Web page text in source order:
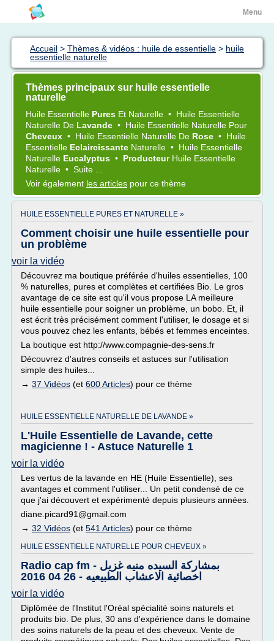
Menu
Accueil > Thèmes & vidéos : huile de essentielle > huile
essentielle naturelle
Thèmes principaux sur huile essentielle
naturelle
Huile Essentielle Pures Et Naturelle • Huile Essentielle
Naturelle De Lavande • Huile Essentielle Naturelle Pour
Cheveux • Huile Essentielle Naturelle De Rose • Huile
Essentielle Eclaircissante Naturelle • Huile Essentielle
Naturelle Eucalyptus • Producteur Huile Essentielle
Naturelle • Suite ...
Voir également les articles pour ce thème
HUILE ESSENTIELLE PURES ET NATURELLE »
Comment choisir une huile essentielle pour
un problème
voir la vidéo
Découvrez ma boutique préférée d'huiles essentielles, 100
% naturelles, pures et complètes et certifiées Bio. Le gros
avantage de ce site est qu'il vous propose LA meilleure
huile essentielle pour soigner un problème, un bobo. Et, il
est écrit très précisément comment l'utiliser, le dosage et si
vous pouvez chez les enfants, bébés et femmes enceintes.
La boutique est http://www.compagnie-des-sens.fr
Découvrez d'autres conseils et astuces sur l'utilisation
simple des huiles...
→ 37 Vidéos (et 600 Articles) pour ce thème
HUILE ESSENTIELLE NATURELLE DE LAVANDE »
L'Huile Essentielle de Lavande, cette
magicienne ! - Astuce Naturelle 1
voir la vidéo
Les vertus de la lavande en HE (Huile Essentielle), ses
avantages et comment l'utiliser... Un petit condensé de ce
que j'ai découvert et expérimenté depuis plusieurs années.
diane.picard91@gmail.com
→ 32 Vidéos (et 541 Articles) pour ce thème
HUILE ESSENTIELLE NATURELLE POUR CHEVEUX »
Radio cap fm بمشاركة السيده منيه غزيل -
اخصائية الاعشاب الطبيعيه - 26 04 2016
voir la vidéo
Diplômée de l'Institut l'Oréal spécialité soins naturels et
produits bio. De plus, 30 ans d'expérience dans le domaine
des soins naturels de la peau et des cheveux. Vente de